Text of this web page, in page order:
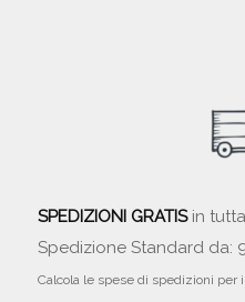
SPEDIZIONI GRATISin
Spedizione Standard da:
Calcola le spese di spedizioni